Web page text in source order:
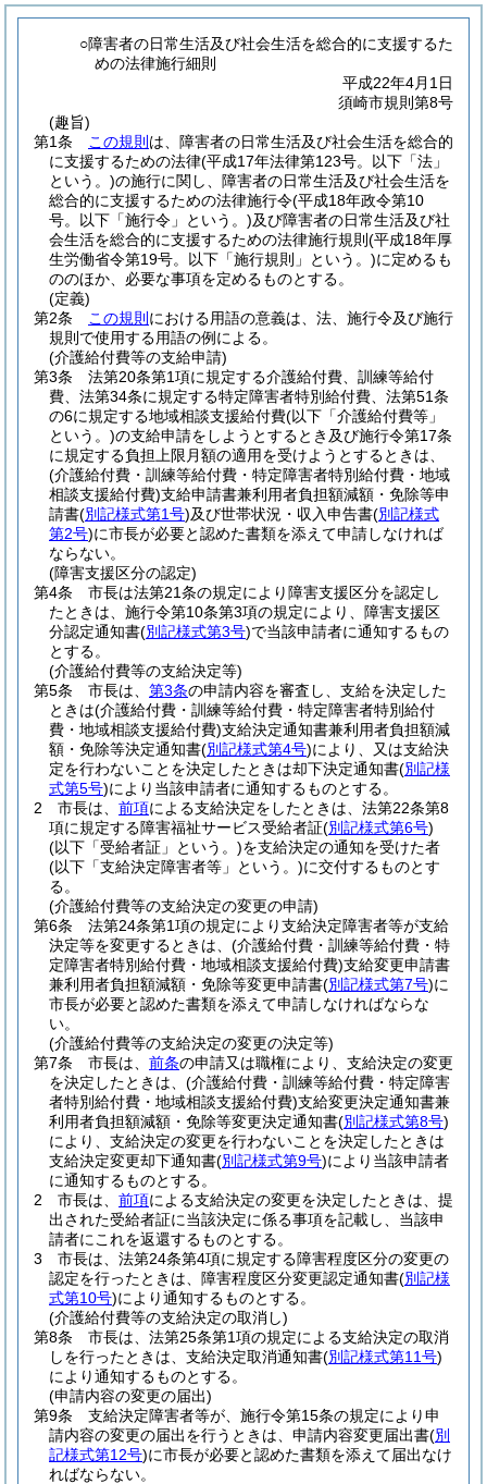
○障害者の日常生活及び社会生活を総合的に支援するた
めの法律施行細則
平成22年4月1日
須崎市規則第8号
(趣旨)
第1条
この規則 は、障害者の日常生活及び社会生活を総合的
に支援するための法律(平成17年法律第123号。以下「法」
という。)の施行に関し、障害者の日常生活及び社会生活を
総合的に支援するための法律施行令(平成18年政令第10
号。以下「施行令」という。)及び障害者の日常生活及び社
会生活を総合的に支援するための法律施行規則 (平成18年厚
生労働省令第19号。以下「施行規則」という。)に定めるも
ののほか、必要な事項を定めるものとする。
(定義)
第2条
この規則 における用語の意義は、法、施行令及び施行
規則で使用する用語の例による。
(介護給付費等の支給申請)
第3条
法第20条第1項に規定する介護給付費、訓練等給付
費、法第34条に規定する特定障害者特別給付費、法第51条
の6に規定する地域相談支援給付費(以下「介護給付費等」
という。)の支給申請をしようとするとき及び施行令第17条
に規定する負担上限月額の適用を受けようとするときは、
(介護給付費・訓練等給付費・特定障害者特別給付費・地域
相談支援給付費)支給申請書兼利用者負担額減額・免除等申
請書(別記様式第1号)及び世帯状況・収入申告書(別記様式
第2号)に市長が必要と認めた書類を添えて申請しなければ
ならない。
(障害支援区分の認定)
第4条
市長は法第21条の規定により障害支援区分を認定し
たときは、施行令第10条第3項の規定により、障害支援区
分認定通知書(別記様式第3号)で当該申請者に通知するもの
とする。
(介護給付費等の支給決定等)
第5条
市長は、 第3条の申請内容を審査し、支給を決定した
ときは(介護給付費・訓練等給付費・特定障害者特別給付
費・地域相談支援給付費)支給決定通知書兼利用者負担額減
額・免除等決定通知書(別記様式第4号)により、又は支給決
定を行わないことを決定したときは却下決定通知書(別記様
式第5号)により当該申請者に通知するものとする。
2
市長は、 前項による支給決定をしたときは、法第22条第8
項に規定する障害福祉サービス受給者証(別記様式第6号)
(以下「受給者証」という。)を支給決定の通知を受けた者
(以下「支給決定障害者等」という。)に交付するものとす
る。
(介護給付費等の支給決定の変更の申請)
第6条
法第24条第1項の規定により支給決定障害者等が支給
決定等を変更するときは、 (介護給付費・訓練等給付費・特
定障害者特別給付費・地域相談支援給付費)支給変更申請書
兼利用者負担額減額・免除等変更申請書(別記様式第7号)に
市長が必要と認めた書類を添えて申請しなければならな
い。
(介護給付費等の支給決定の変更の決定等)
第7条
市長は、 前条の申請又は職権により、支給決定の変更
を決定したときは、 (介護給付費・訓練等給付費・特定障害
者特別給付費・地域相談支援給付費)支給変更決定通知書兼
利用者負担額減額・免除等変更決定通知書(別記様式第8号)
により、支給決定の変更を行わないことを決定したときは
支給決定変更却下通知書(別記様式第9号)により当該申請者
に通知するものとする。
2
市長は、 前項による支給決定の変更を決定したときは、提
出された受給者証に当該決定に係る事項を記載し、当該申
請者にこれを返還するものとする。
3
市長は、法第24条第4項に規定する障害程度区分の変更の
認定を行ったときは、障害程度区分変更認定通知書(別記様
式第10号)により通知するものとする。
(介護給付費等の支給決定の取消し)
第8条
市長は、法第25条第1項の規定による支給決定の取消
しを行ったときは、支給決定取消通知書(別記様式第11号)
により通知するものとする。
(申請内容の変更の届出)
第9条
支給決定障害者等が、施行令第15条の規定により申
請内容の変更の届出を行うときは、申請内容変更届出書(別
記様式第12号)に市長が必要と認めた書類を添えて届出なけ
ればならない。